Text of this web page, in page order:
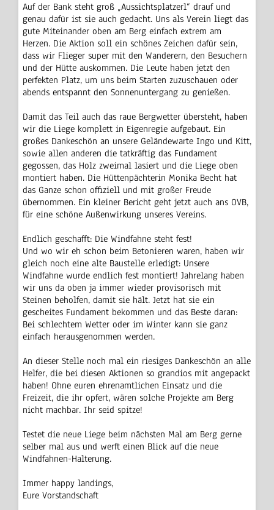
Auf der Bank steht groß „Aussichtsplatzerl“ drauf und
genau dafür ist sie auch gedacht. Uns als Verein liegt das
gute Miteinander oben am Berg einfach extrem am
Herzen. Die Aktion soll ein schönes Zeichen dafür sein,
dass wir Flieger super mit den Wanderern, den Besuchern
und der Hütte auskommen. Die Leute haben jetzt den
perfekten Platz, um uns beim Starten zuzuschauen oder
abends entspannt den Sonnenuntergang zu genießen.
Damit das Teil auch das raue Bergwetter übersteht, haben
wir die Liege komplett in Eigenregie aufgebaut. Ein
großes Dankeschön an unsere Geländewarte Ingo und Kitt,
sowie allen anderen die tatkräftig das Fundament
gegossen, das Holz zweimal lasiert und die Liege oben
montiert haben. Die Hüttenpächterin Monika Becht hat
das Ganze schon offiziell und mit großer Freude
übernommen. Ein kleiner Bericht geht jetzt auch ans OVB,
für eine schöne Außenwirkung unseres Vereins.
Endlich geschafft: Die Windfahne steht fest!
Und wo wir eh schon beim Betonieren waren, haben wir
gleich noch eine alte Baustelle erledigt: Unsere
Windfahne wurde endlich fest montiert! Jahrelang haben
wir uns da oben ja immer wieder provisorisch mit
Steinen beholfen, damit sie hält. Jetzt hat sie ein
gescheites Fundament bekommen und das Beste daran:
Bei schlechtem Wetter oder im Winter kann sie ganz
einfach herausgenommen werden.
An dieser Stelle noch mal ein riesiges Dankeschön an alle
Helfer, die bei diesen Aktionen so grandios mit angepackt
haben! Ohne euren ehrenamtlichen Einsatz und die
Freizeit, die ihr opfert, wären solche Projekte am Berg
nicht machbar. Ihr seid spitze!
Testet die neue Liege beim nächsten Mal am Berg gerne
selber mal aus und werft einen Blick auf die neue
Windfahnen-Halterung.
Immer happy landings,
Eure Vorstandschaft